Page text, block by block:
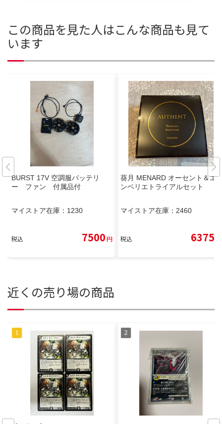
この商品を見た人はこんな商品も見て
います
BURST 17V 空調服バッテリ
ー ファン 付属品付
マイストア在庫： 1230
税込 7500円
葵月 MENARD オーセント＆エ
ンベリエトライアルセット
マイストア在庫： 2460
税込 6375
近くの売り場の商品